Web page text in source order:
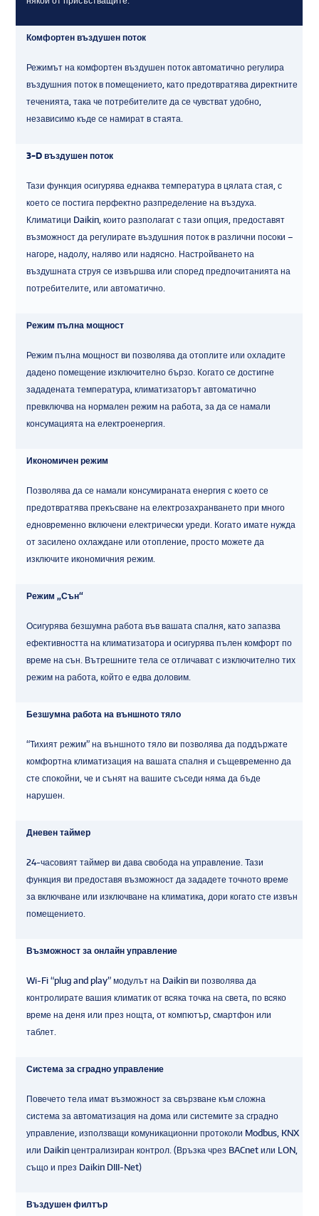
Комфортен въздушен поток
Режимът на комфортен въздушен поток автоматично регулира
въздушния поток в помещението, като предотвратява директните
теченията, така че потребителите да се чувстват удобно,
независимо къде се намират в стаята.
3-D въздушен поток
Тази функция осигурява еднаква температура в цялата стая, с
което се постига перфектно разпределение на въздуха.
Климатици Daikin, които разполагат с тази опция, предоставят
възможност да регулирате въздушния поток в различни посоки –
нагоре, надолу, наляво или надясно. Настройването на
въздушната струя се извършва или според предпочитанията на
потребителите, или автоматично.
Режим пълна мощност
Режим пълна мощност ви позволява да отоплите или охладите
дадено помещение изключително бързо. Когато се достигне
зададената температура, климатизаторът автоматично
превключва на нормален режим на работа, за да се намали
консумацията на електроенергия.
Икономичен режим
Позволява да се намали консумираната енергия с което се
предотвратява прекъсване на електрозахранването при много
едновременно включени електрически уреди. Когато имате нужда
от засилено охлаждане или отопление, просто можете да
изключите икономичния режим.
Режим „Сън“
Осигурява безшумна работа във вашата спалня, като запазва
ефективността на климатизатора и осигурява пълен комфорт по
време на сън. Вътрешните тела се отличават с изключително тих
режим на работа, който е едва доловим.
Безшумна работа на външното тяло
“Тихият режим” на външното тяло ви позволява да поддържате
комфортна климатизация на вашата спалня и същевременно да
сте спокойни, че и сънят на вашите съседи няма да бъде
нарушен.
Дневен таймер
24-часовият таймер ви дава свобода на управление. Тази
функция ви предоставя възможност да зададете точното време
за включване или изключване на климатика, дори когато сте извън
помещението.
Възможност за онлайн управление
Wi-Fi “plug and play” модулът на Daikin ви позволява да
контролирате вашия климатик от всяка точка на света, по всяко
време на деня или през нощта, от компютър, смартфон или
таблет.
Система за сградно управление
Повечето тела имат възможност за свързване към сложна
система за автоматизация на дома или системите за сградно
управление, използващи комуникационни протоколи Modbus, KNX
или Daikin централизиран контрол. (Връзка чрез BACnet или LON,
също и през Daikin DIII-Net)
Въздушен филтър